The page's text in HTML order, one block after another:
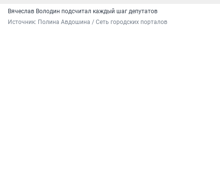
Вячеслав Володин подсчитал каждый шаг депутатов
Источник: Полина Авдошина / Сеть городских порталов